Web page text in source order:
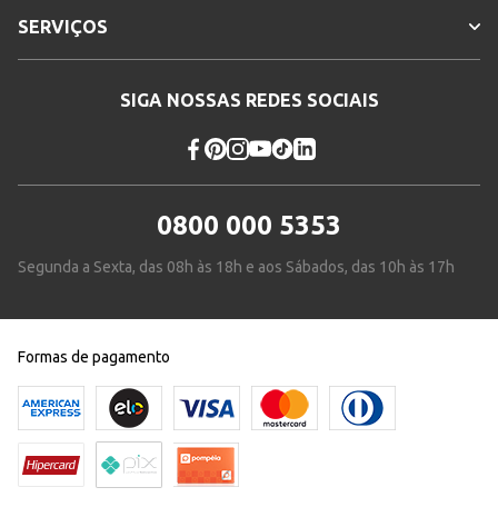
SERVIÇOS
SIGA NOSSAS REDES SOCIAIS
0800 000 5353
Segunda a Sexta, das 08h às 18h e aos Sábados, das 10h às 17h
Formas de pagamento